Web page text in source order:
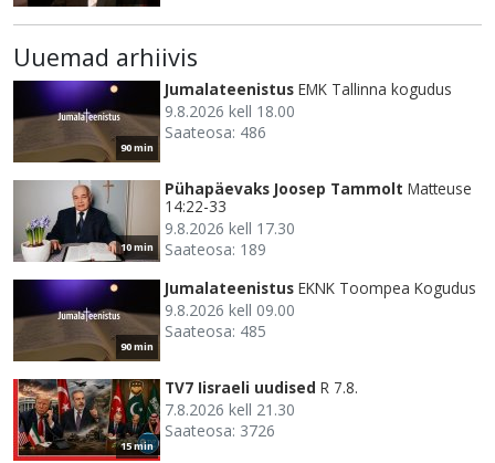
Uuemad arhiivis
90 min
Jumalateenistus EMK Tallinna kogudus
9.8.2026 kell 18.00
Saateosa: 486
10 min
Pühapäevaks Joosep Tammolt Matteuse
14:22-33
9.8.2026 kell 17.30
Saateosa: 189
90 min
Jumalateenistus EKNK Toompea Kogudus
9.8.2026 kell 09.00
Saateosa: 485
15 min
TV7 Iisraeli uudised R 7.8.
7.8.2026 kell 21.30
Saateosa: 3726